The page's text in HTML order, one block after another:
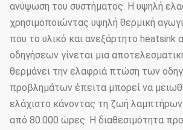
ανύψωση του συστήματος. Η υψηλή
χρησιμοποιώντας υψηλή θερμική
που το υλικό και ανεξάρτητο heatsink
οδηγήσεων γίνεται μια
θερμάνει την ελαφριά πτώση των
προβλημάτων έπειτα μπορεί να
ελάχιστο κάνοντας τη ζωή
από 80.000 ώρες. Η διαθεσιμότητα